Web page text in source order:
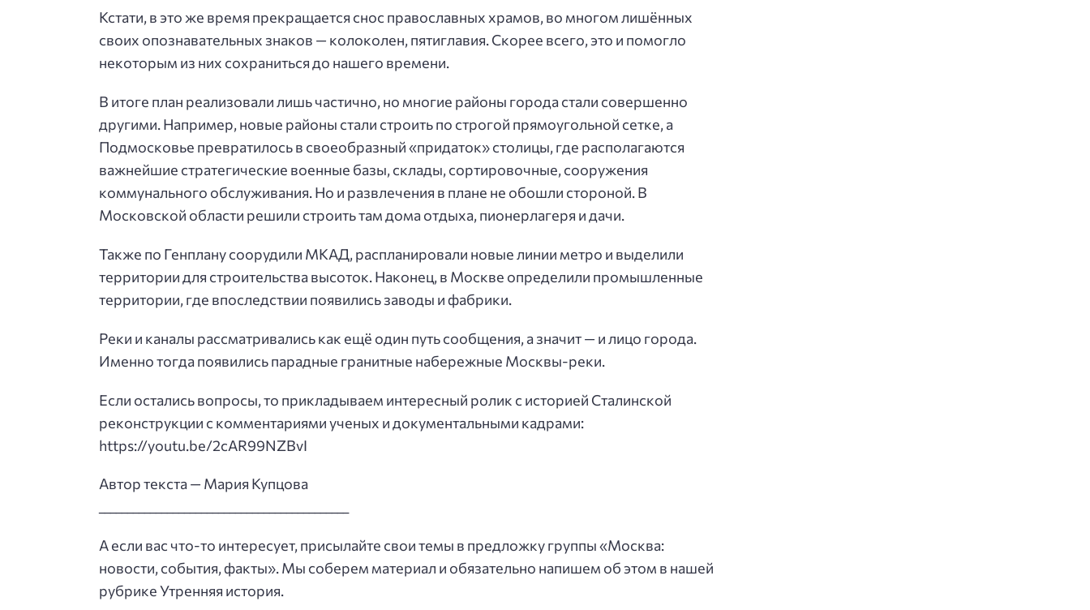
Кстати, в это же время прекращается снос православных храмов, во многом лишённых
своих опознавательных знаков — колоколен, пятиглавия. Скорее всего, это и помогло
некоторым из них сохраниться до нашего времени.
В итоге план реализовали лишь частично, но многие районы города стали совершенно
другими. Например, новые районы стали строить по строгой прямоугольной сетке, а
Подмосковье превратилось в своеобразный «придаток» столицы, где располагаются
важнейшие стратегические военные базы, склады, сортировочные, сооружения
коммунального обслуживания. Но и развлечения в плане не обошли стороной. В
Московской области решили строить там дома отдыха, пионерлагеря и дачи.
Также по Генплану соорудили МКАД, распланировали новые линии метро и выделили
территории для строительства высоток. Наконец, в Москве определили промышленные
территории, где впоследствии появились заводы и фабрики.
Реки и каналы рассматривались как ещё один путь сообщения, а значит — и лицо города.
Именно тогда появились парадные гранитные набережные Москвы-реки.
Если остались вопросы, то прикладываем интересный ролик с историей Сталинской
реконструкции с комментариями ученых и документальными кадрами:
https://youtu.be/2cAR99NZBvI
Автор текста — Мария Купцова
А если вас что-то интересует, присылайте свои темы в предложку группы «Москва:
новости, события, факты». Мы соберем материал и обязательно напишем об этом в нашей
рубрике Утренняя история.